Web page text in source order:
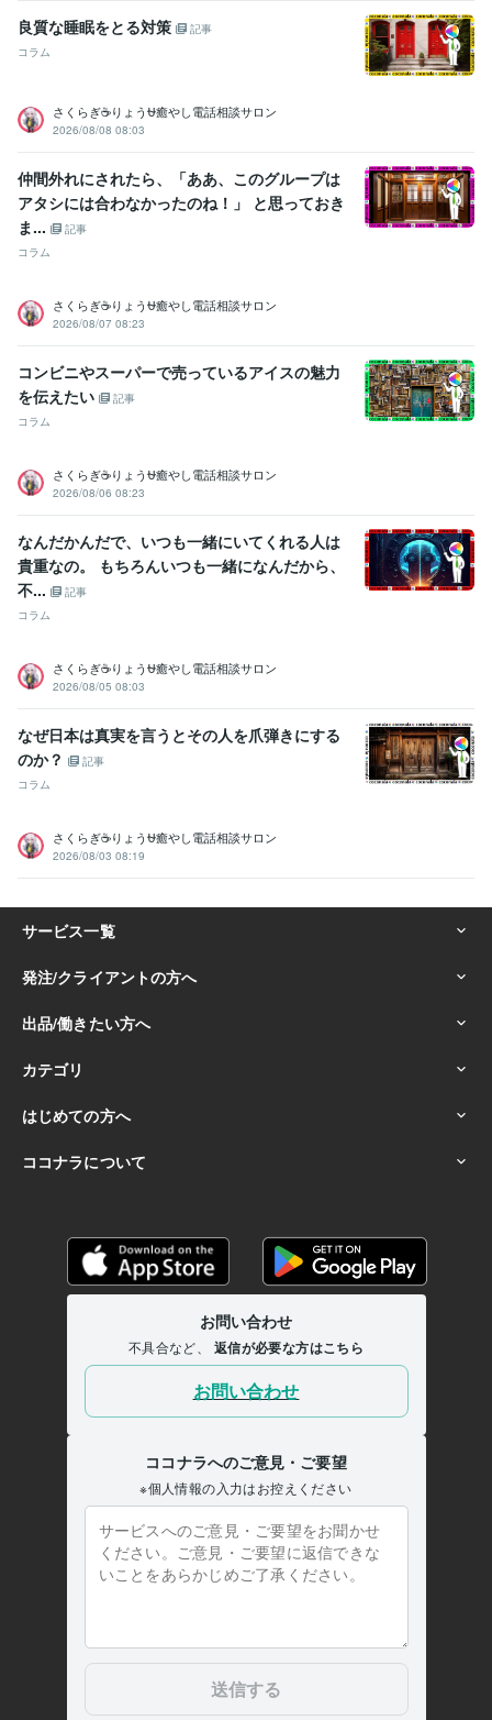
小学校の作文・・・『内容覚えてない』
しくて見たくない』 父親に褒められた・・・・スゴい昔
られた・・・・スゴい昔
祭で全種目1位とる・・・コレ本当です 小、中、高の学力テストでヤ
バい点取って先生にシバキ倒される 和太鼓で地域行事で演奏 和太鼓
で都内某ホール、都内某神社で演奏多数 国内美容大会カラー部門で
入賞経験多数
国内美容大会パーマ部門で入賞経験多数 国内美容大会
カット部門で入賞経験多数
WordPress:5年Excel:5年Google サイト:10年
Google スプレッドシート:5年
PowerPoint:5年Word:5年一太郎:3年ChatGPT:1年
Adobe Photoshop:3年Adobe Premiere Pro:3年Final Cut Pro:3年
Canva:3年
生来の愚痴聞き、寄り添い、思いやる精神:20年
人を笑わせる心意気:20年
杓子定規に物を考えない:20年大所高所に物を見る:20年
ヘアカラー施術:10年パーマ施術:10年縮毛矯正施術:10年
ヘアーカット施術:10年
ヘアーアップ施術:10年
悩み相談・カウンセリング
悩み、恋愛、話し、愚痴、何でもどうぞ
話し相手、愚痴聞き
の悩み相談 対人関係の悩み相談 対人関係の悩み相談
悩み相談・カウンセリング
恋愛相談・アドバ
イス
仕事・職場・キ
ココナラフリーランス研究高校 2024年3月 ~ 現在
ココナラフリーランス研究専門学校
ココナラフリーランス研究大学
ココナラフリーランス研究大学
ココナラフリーランス研究大学
良質な睡眠をとる対策
記事
コラム
さくらぎ☕りょう⛎癒やし電話相談サロン
2026/08/08 08:03
仲間外れにされたら、「ああ、このグループは
アタシには合わなかったのね！」 と思っておき
ま...
記事
コラム
さくらぎ☕りょう⛎癒やし電話相談サロン
2026/08/07 08:23
コンビニやスーパーで売っているアイスの魅力
を伝えたい
記事
コラム
さくらぎ☕りょう⛎癒やし電話相談サロン
2026/08/06 08:23
なんだかんだで、いつも一緒にいてくれる人は
貴重なの。 もちろんいつも一緒になんだから、
不...
記事
コラム
さくらぎ☕りょう⛎癒やし電話相談サロン
2026/08/05 08:03
なぜ日本は真実を言うとその人を爪弾きにする
のか？
記事
コラム
さくらぎ☕りょう⛎癒やし電話相談サロン
2026/08/03 08:19